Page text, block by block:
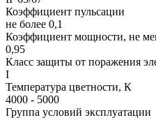
Коэффициент пульсации
не более 0,1
Коэффициент мощности, не
0,95
Класс защиты от поражения
I
Температура цветности, К
4000 - 5000
Группа условий эксплуатации